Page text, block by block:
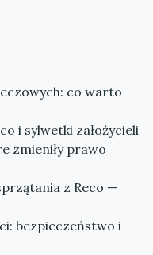
co warto
i sylwetki założycieli
zmieniły prawo
z Reco —
bezpieczeństwo i